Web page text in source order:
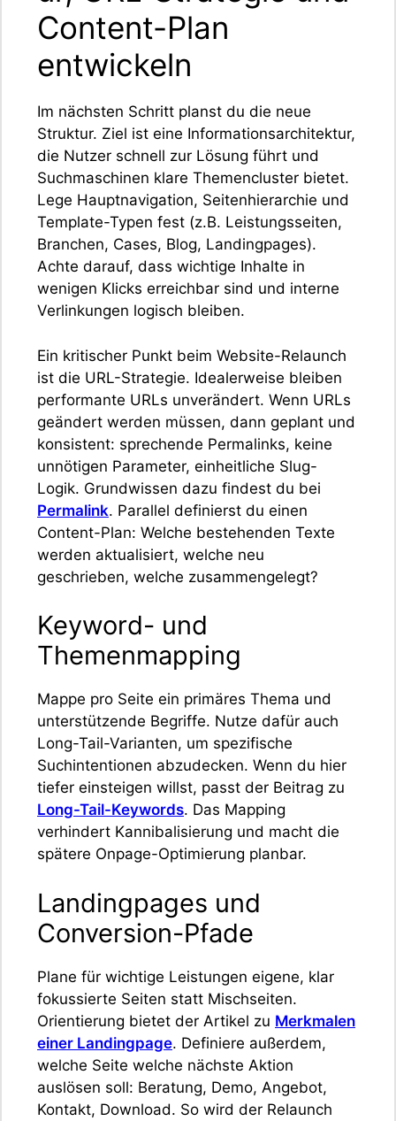
Content-Plan
entwickeln
Im nächsten Schritt planst du die neue
Struktur. Ziel ist eine Informationsarchitektur,
die Nutzer schnell zur Lösung führt und
Suchmaschinen klare Themencluster bietet.
Lege Hauptnavigation, Seitenhierarchie und
Template-Typen fest (z.B. Leistungsseiten,
Branchen, Cases, Blog, Landingpages).
Achte darauf, dass wichtige Inhalte in
wenigen Klicks erreichbar sind und interne
Verlinkungen logisch bleiben.
Ein kritischer Punkt beim Website-Relaunch
ist die URL-Strategie. Idealerweise bleiben
performante URLs unverändert. Wenn URLs
geändert werden müssen, dann geplant und
konsistent: sprechende Permalinks, keine
unnötigen Parameter, einheitliche Slug-
Logik. Grundwissen dazu findest du bei
Permalink. Parallel definierst du einen
Content-Plan: Welche bestehenden Texte
werden aktualisiert, welche neu
geschrieben, welche zusammengelegt?
Keyword- und
Themenmapping
Mappe pro Seite ein primäres Thema und
unterstützende Begriffe. Nutze dafür auch
Long-Tail-Varianten, um spezifische
Suchintentionen abzudecken. Wenn du hier
tiefer einsteigen willst, passt der Beitrag zu
Long-Tail-Keywords. Das Mapping
verhindert Kannibalisierung und macht die
spätere Onpage-Optimierung planbar.
Landingpages und
Conversion-Pfade
Plane für wichtige Leistungen eigene, klar
fokussierte Seiten statt Mischseiten.
Orientierung bietet der Artikel zu Merkmalen
einer Landingpage. Definiere außerdem,
welche Seite welche nächste Aktion
auslösen soll: Beratung, Demo, Angebot,
Kontakt, Download. So wird der Relaunch